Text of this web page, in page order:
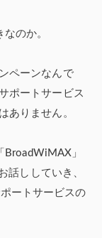
のか。
ペーンなんで
ポートサービス
ありません。
」
話ししていき、
ートサービスの